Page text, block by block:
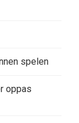
spelen
oppas